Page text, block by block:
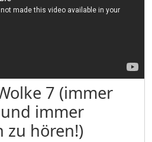
7 (immer
immer
zu hören!)